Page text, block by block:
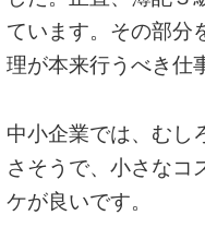
ています。その部分
理が本来行うべき仕
中小企業では、むし
さそうで、小さなコ
ケが良いです。